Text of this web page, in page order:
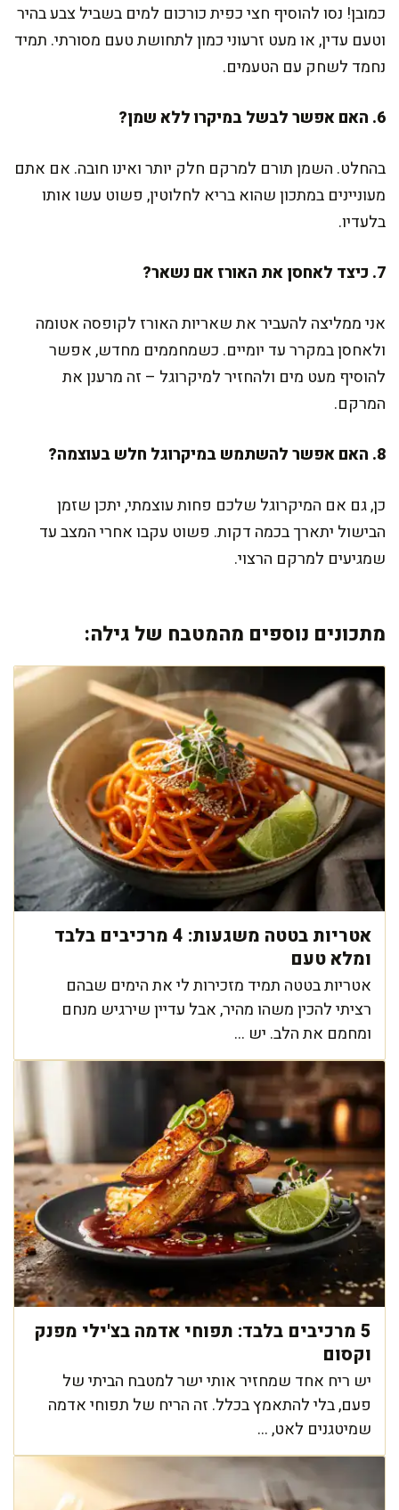
כמובן! נסו להוסיף חצי כפית כורכום למים בשביל צבע בהיר
וטעם עדין, או מעט זרעוני כמון לתחושת טעם מסורתי. תמיד
נחמד לשחק עם הטעמים.
6. האם אפשר לבשל במיקרו ללא שמן?
בהחלט. השמן תורם למרקם חלק יותר ואינו חובה. אם אתם
מעוניינים במתכון שהוא בריא לחלוטין, פשוט עשו אותו
בלעדיו.
7. כיצד לאחסן את האורז אם נשאר?
אני ממליצה להעביר את שאריות האורז לקופסה אטומה
ולאחסן במקרר עד יומיים. כשמחממים מחדש, אפשר
להוסיף מעט מים ולהחזיר למיקרוגל – זה מרענן את
המרקם.
8. האם אפשר להשתמש במיקרוגל חלש בעוצמה?
כן, גם אם המיקרוגל שלכם פחות עוצמתי, יתכן שזמן
הבישול יתארך בכמה דקות. פשוט עקבו אחרי המצב עד
שמגיעים למרקם הרצוי.
מתכונים נוספים מהמטבח של גילה:
אטריות בטטה משגעות: 4 מרכיבים בלבד
ומלא טעם
אטריות בטטה תמיד מזכירות לי את הימים שבהם
רציתי להכין משהו מהיר, אבל עדיין שירגיש מנחם
ומחמם את הלב. יש ...
5 מרכיבים בלבד: תפוחי אדמה בצ'ילי מפנק
וקסום
יש ריח אחד שמחזיר אותי ישר למטבח הביתי של
פעם, בלי להתאמץ בכלל. זה הריח של תפוחי אדמה
שמיטגנים לאט, ...